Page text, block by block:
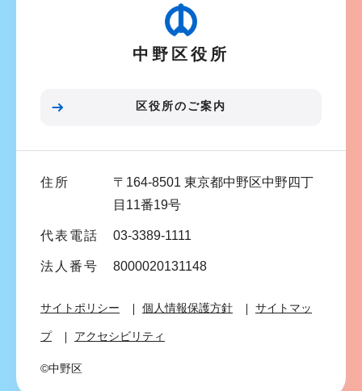
ま
中野区役所
区役所のご案内
住所
〒164-8501 東京都中野区中野四丁
目11番19号
代表電話 03-3389-1111
法人番号 8000020131148
サイトポリシー 個人情報保護方針 サイトマッ
プ アクセシビリティ
©中野区